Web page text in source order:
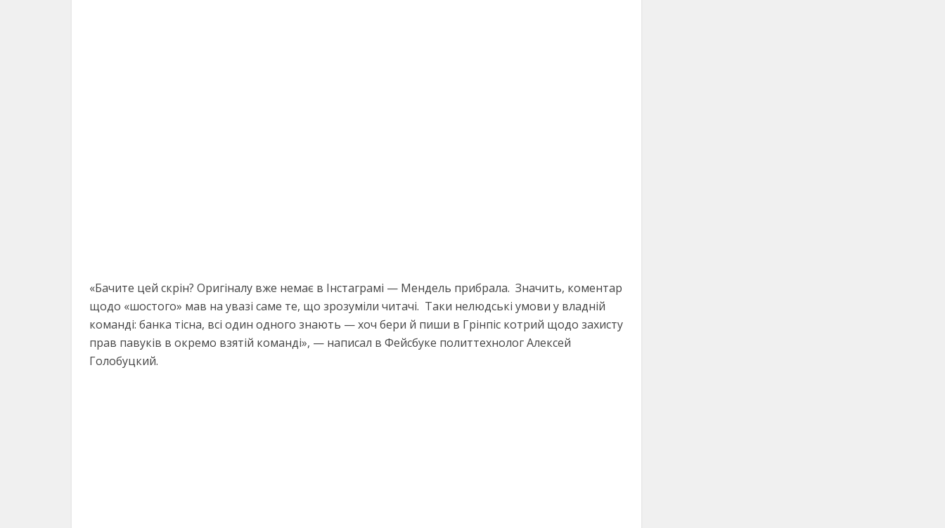
«Бачите цей скрін? Оригіналу вже немає в Інстаграмі — Мендель прибрала. Значить, коментар
щодо «шостого» мав на увазі саме те, що зрозуміли читачі. Таки нелюдські умови у владній
команді: банка тісна, всі один одного знають — хоч бери й пиши в Грінпіс котрий щодо захисту
прав павуків в окремо взятій команді», — написал в Фейсбуке политтехнолог Алексей
Голобуцкий.